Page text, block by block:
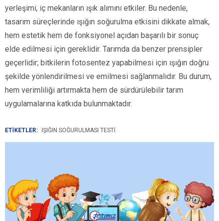
yerleşimi, iç mekanların ışık alımını etkiler. Bu nedenle,
tasarım süreçlerinde ışığın soğurulma etkisini dikkate almak,
hem estetik hem de fonksiyonel açıdan başarılı bir sonuç
elde edilmesi için gereklidir. Tarımda da benzer prensipler
geçerlidir; bitkilerin fotosentez yapabilmesi için ışığın doğru
şekilde yönlendirilmesi ve emilmesi sağlanmalıdır. Bu durum,
hem verimliliği artırmakta hem de sürdürülebilir tarım
uygulamalarına katkıda bulunmaktadır.
ETİKETLER: IŞIĞIN SOĞURULMASI TESTI